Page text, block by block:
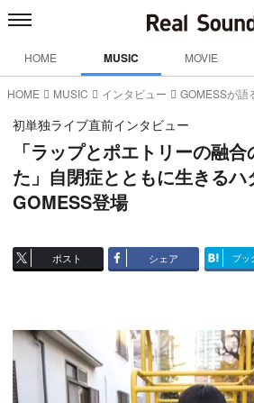
HOME MUSIC MOVIE
HOME MUSIC インタビュー GOMESSが語
初単独ライブ直前インタビュー
「ラップとポエトリーの融
た」自閉症とともに生きるハ
GOMESS登場
ポスト シェア ブッ